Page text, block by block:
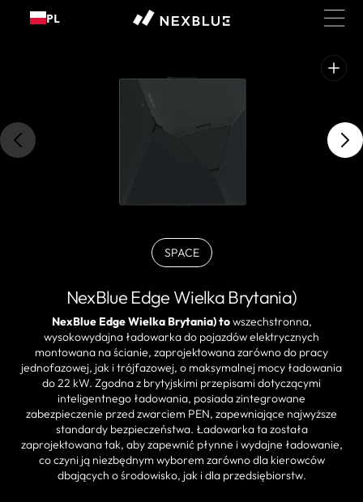
do
PL
multimedia
galerii
SPACE
BLACK
wyprzedany
lub
niedostępny
NexBlue Edge Wielka Brytania)
NexBlue Edge Wielka Brytania) towszechstronna,
wysokowydajna ładowarka do pojazdów elektrycznych
montowana na ścianie, zaprojektowana zarówno do pracy
jednofazowej, jak i trójfazowej, o maksymalnej mocy ładowania
do 22 kW. Zgodna z brytyjskimi przepisami dotyczącymi
inteligentnego ładowania, posiada zintegrowane
zabezpieczenie przed zwarciem PEN, zapewniające najwyższe
standardy bezpieczeństwa. Ładowarka ta została
zaprojektowana tak, aby zapewnić płynne i wydajne ładowanie,
co czyni ją niezbędnym wyborem zarówno dla kierowców
dbających o środowisko, jak i dla przedsiębiorstw.